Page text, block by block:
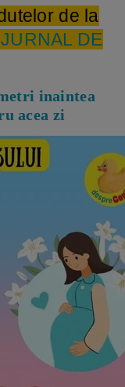
de la
JURNAL DE
inaintea
acea zi